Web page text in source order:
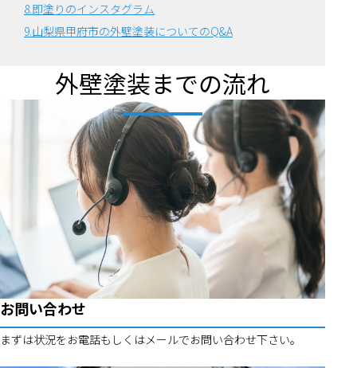
8.即塗りのインスタグラム
9.山梨県甲府市の外壁塗装についてのQ&A
外壁塗装までの流れ
お問い合わせ
まずは状況をお電話もしくはメールでお問い合わせ下さい。